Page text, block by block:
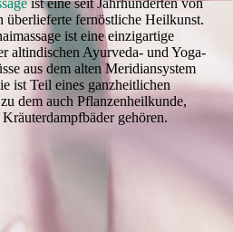
ist eine seit Jahrhunderten von
überlieferte fernöstliche Heilkunst.
ist eine einzigartige
altindischen Ayurveda- und Yoga-
aus dem alten Meridiansystem
ist Teil eines ganzheitlichen
dem auch Pflanzenheilkunde,
gehören.